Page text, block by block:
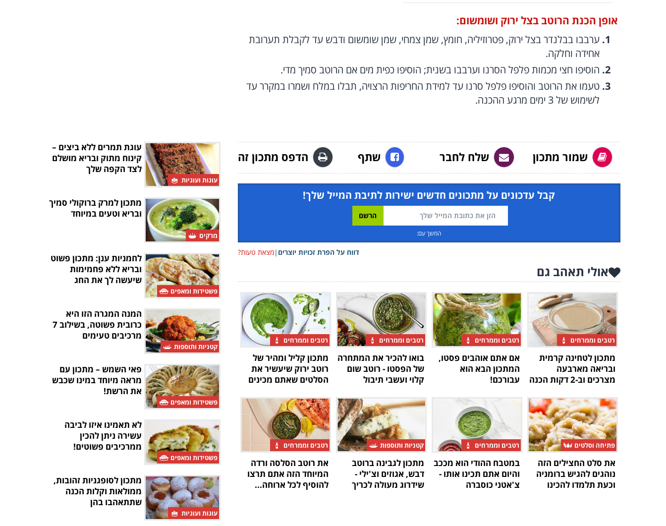
אופן הכנת הרוטב בצל ירוק ושומשום:
ערבבו בבלנדר בצל ירוק, פטרוזיליה, חומץ, שמן צמחי, שמן שומשום ודבש עד לקבלת תערובת
אחידה וחלקה.
הוסיפו חצי מכמות פלפל הסרנו וערבבו בשנית; הוסיפו כפית מים אם הרוטב סמיך מדי.
טעמו את הרוטב והוסיפו פלפל סרנו עד למידת החריפות הרצויה, תבלו במלח ושמרו במקרר עד
לשימוש של 3 ימים מרגע ההכנה.
שמור מתכון שלח לחבר שתף הדפס מתכון זה
קבל עדכונים על מתכונים חדשים ישירות לתיבת המייל שלך!
המשך עם:
מצאת טעות?| דווח על הפרת זכויות יוצרים
אולי תאהב גם
רטבים וממרחים
מתכון לטחינה קרמית
ובריאה מארבעה
מצרכים וב-2 דקות הכנה
רטבים וממרחים
אם אתם אוהבים פסטו,
המתכון הבא הוא
עבורכם!
רטבים וממרחים
בואו להכיר את המתחרה
של הפסטו - רוטב שום
קלוי ועשבי תיבול
רטבים וממרחים
מתכון קליל ומהיר של
רוטב ירוק שיעשיר את
הסלטים שאתם מכינים
פתיחה וסלטים
את סלט החצילים הזה
נוהגים להגיש ברומניה
וכעת תלמדו להכינו
רטבים וממרחים
במטבח ההודי הוא מככב
והיום אתם תכינו אותו -
צ'אטני כוסברה
קטניות ותוספות
מתכון לגבינה ברוטב
דבש, אגוזים וצ'ילי -
שידרוג מעולה לכריך
רטבים וממרחים
את רוטב הסלסה ורדה
המיוחד הזה אתם תרצו
להוסיף לכל ארוחה...
עוגות ועוגיות
עוגת תמרים ללא ביצים –
קינוח מתוק ובריא מושלם
לצד הקפה שלך
מרקים
מתכון למרק ברוקולי סמיך
ובריא וטעים במיוחד
פשטידות ומאפים
לחמניות ענן: מתכון פשוט
ובריא ללא פחמימות
שיעשה לך את החג
קטניות ותוספות
המנה המגרה הזו היא
כרובית פשוטה, בשילוב 7
מרכיבים טעימים
פשטידות ומאפים
פאי השמש – מתכון עם
מראה מיוחד במינו שכבש
את הרשת!
פשטידות ומאפים
לא תאמינו איזו לביבה
עשירה ניתן להכין
ממרכיבים פשוטים!
עוגות ועוגיות
מתכון לסופגניות זהובות,
ממולאות וקלות הכנה
שתתאהבו בהן